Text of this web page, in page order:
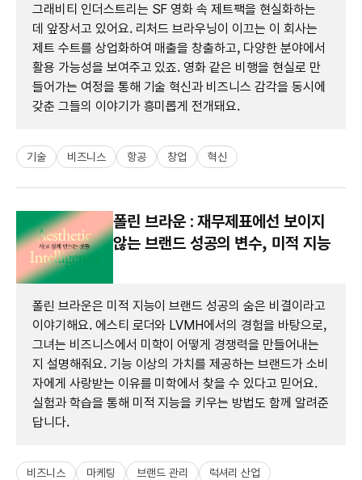
그래비티 인더스트리는 SF 영화 속 제트팩을 현실화하는
데 앞장서고 있어요. 리처드 브라우닝이 이끄는 이 회사는
제트 수트를 상업화하여 매출을 창출하고, 다양한 분야에서
활용 가능성을 보여주고 있죠. 영화 같은 비행을 현실로 만
들어가는 여정을 통해 기술 혁신과 비즈니스 감각을 동시에
갖춘 그들의 이야기가 흥미롭게 전개돼요.
기술 비즈니스 항공 창업 혁신
폴린 브라운 : 재무제표에선 보이지
않는 브랜드 성공의 변수, 미적 지능
폴린 브라운은 미적 지능이 브랜드 성공의 숨은 비결이라고
이야기해요. 에스티 로더와 LVMH에서의 경험을 바탕으로,
그녀는 비즈니스에서 미학이 어떻게 경쟁력을 만들어내는
지 설명해줘요. 기능 이상의 가치를 제공하는 브랜드가 소비
자에게 사랑받는 이유를 미학에서 찾을 수 있다고 믿어요.
실험과 학습을 통해 미적 지능을 키우는 방법도 함께 알려준
답니다.
비즈니스 마케팅 브랜드 관리 럭셔리 산업